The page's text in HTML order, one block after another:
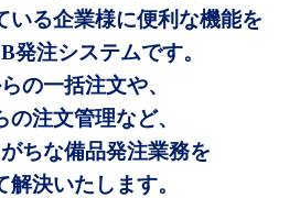
いる企業様に便利な機能を
発注システムです。
の一括注文や、
の注文管理など、
ちな備品発注業務を
解決いたします。